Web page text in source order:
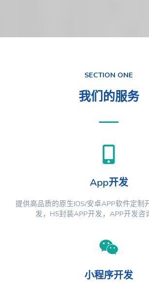
SECTION ONE
我们的服务
App开发
提供高品质的原生IOS/安卓APP软件定制
发，H5封装APP开发，APP开发咨
小程序开发